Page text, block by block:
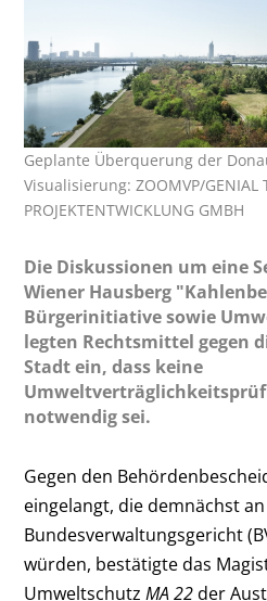
Geplante Überquerung der
Visualisierung: ZOOMVP/GENIAL
PROJEKTENTWICKLUNG GMBH
Die Diskussionen um eine
Wiener Hausberg
Bürgerinitiative sowie
legten Rechtsmittel gegen
Stadt ein, dass keine
notwendig sei.
Gegen den
eingelangt, die demnächst
Bundesverwaltungsgericht
würden, bestätigte das
UmweltschutzMA 22der